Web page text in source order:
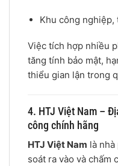
Khu công nghiệp,
Việc tích hợp nhiều
tăng tính bảo mật,
thiểu gian lận trong
4. HTJ Việt Nam –
công chính hãng
HTJ Việt Nam là
soát ra vào và chấm